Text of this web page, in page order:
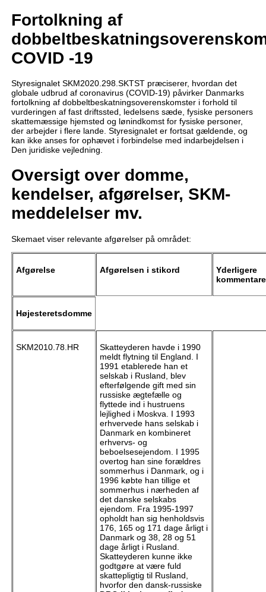
Fortolkning af
COVID -19
Styresignalet SKM2020.298.SKTST præciserer, hvordan det
globale udbrud af coronavirus (COVID-19) påvirker Danmarks
fortolkning af dobbeltbeskatningsoverenskomster i forhold til
vurderingen af fast driftssted, ledelsens sæde, fysiske personers
skattemæssige hjemsted og lønindkomst for fysiske personer,
der arbejder i flere lande. Styresignalet er fortsat gældende, og
kan ikke anses for ophævet i forbindelse med indarbejdelsen i
Den juridiske vejledning.
Oversigt over domme,
kendelser, afgørelser, SKM-
meddelelser mv.
Skemaet viser relevante afgørelser på området:
Afgørelse Afgørelsen i stikord
Yderligere
Højesteretsdomme
SKM2010.78.HR
Skatteyderen havde i 1990
meldt flytning til England. I
1991 etablerede han et
selskab i Rusland, blev
efterfølgende gift med sin
russiske ægtefælle og
flyttede ind i hustruens
lejlighed i Moskva. I 1993
erhvervede hans selskab i
Danmark en kombineret
erhvervs- og
beboelsesejendom. I 1995
overtog han sine forældres
sommerhus i Danmark, og i
1996 købte han tillige et
sommerhus i nærheden af
det danske selskabs
ejendom. Fra 1995-1997
opholdt han sig henholdsvis
176, 165 og 171 dage årligt i
Danmark og 38, 28 og 51
dage årligt i Rusland.
Skatteyderen kunne ikke
godtgøre at være fuld
skattepligtig til Rusland,
hvorfor den dansk-russiske